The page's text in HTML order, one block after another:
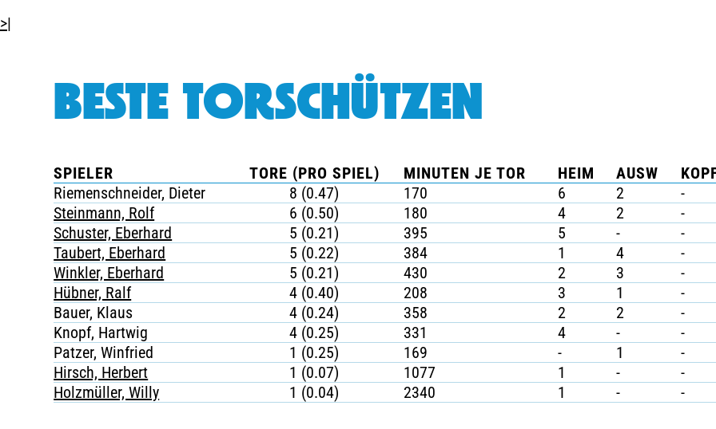
>|
BESTE TORSCHÜTZEN
SPIELER TORE (PRO SPIEL) MINUTEN JE TOR HEIM AUSW
Riemenschneider, Dieter
8 (0.47) 170 6 2
-
Steinmann, Rolf
6 (0.50) 180 4 2
-
Schuster, Eberhard
5 (0.21) 395 5 -
-
Taubert, Eberhard
5 (0.22) 384 1 4
-
Winkler, Eberhard
5 (0.21) 430 2 3
-
Hübner, Ralf
4 (0.40) 208 3 1
-
Bauer, Klaus
4 (0.24) 358 2 2
-
Knopf, Hartwig
4 (0.25) 331 4 -
-
Patzer, Winfried
1 (0.25) 169 - 1
-
Hirsch, Herbert
1 (0.07) 1077 1 -
-
Holzmüller, Willy
1 (0.04) 2340 1 - -